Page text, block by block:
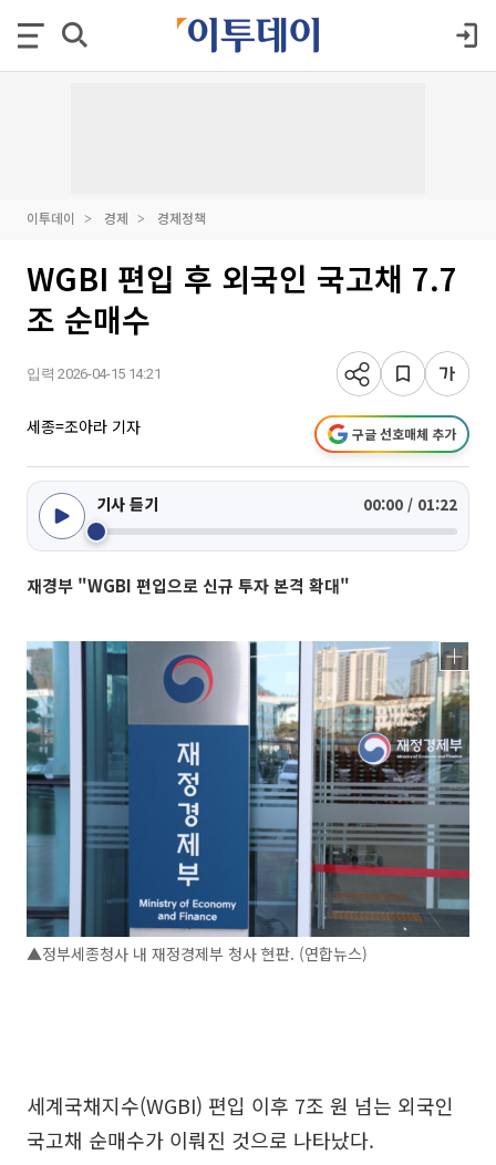
이투데이 경제 경제정책
WGBI 편입 후 외국인 국고채 7.7
조 순매수
입력 2026-04-15 14:21
세종=조아라 기자 구글 선호매체 추가
기사 듣기 00:00 / 01:22
재경부 "WGBI 편입으로 신규 투자 본격 확대"
▲정부세종청사 내 재정경제부 청사 현판. (연합뉴스)
세계국채지수(WGBI) 편입 이후 7조 원 넘는 외국인
국고채 순매수가 이뤄진 것으로 나타났다.